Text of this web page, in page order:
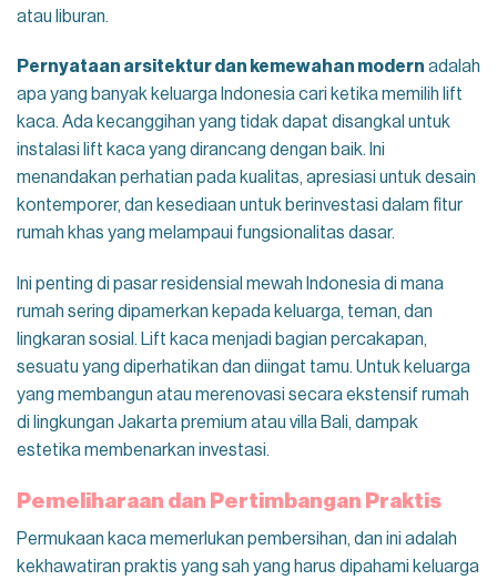
atau liburan.
Pernyataan arsitektur dan kemewahan modern adalah
apa yang banyak keluarga Indonesia cari ketika memilih lift
kaca. Ada kecanggihan yang tidak dapat disangkal untuk
instalasi lift kaca yang dirancang dengan baik. Ini
menandakan perhatian pada kualitas, apresiasi untuk desain
kontemporer, dan kesediaan untuk berinvestasi dalam fitur
rumah khas yang melampaui fungsionalitas dasar.
Ini penting di pasar residensial mewah Indonesia di mana
rumah sering dipamerkan kepada keluarga, teman, dan
lingkaran sosial. Lift kaca menjadi bagian percakapan,
sesuatu yang diperhatikan dan diingat tamu. Untuk keluarga
yang membangun atau merenovasi secara ekstensif rumah
di lingkungan Jakarta premium atau villa Bali, dampak
estetika membenarkan investasi.
Pemeliharaan dan Pertimbangan Praktis
Permukaan kaca memerlukan pembersihan, dan ini adalah
kekhawatiran praktis yang sah yang harus dipahami keluarga